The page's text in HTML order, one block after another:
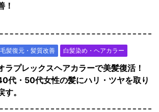
！
毛髪復元・髪質改善 白髪染め・ヘアカラー
ラプレックスヘアカラーで美髪復活！
代・50代女性の髪にハリ・ツヤを取り
す。